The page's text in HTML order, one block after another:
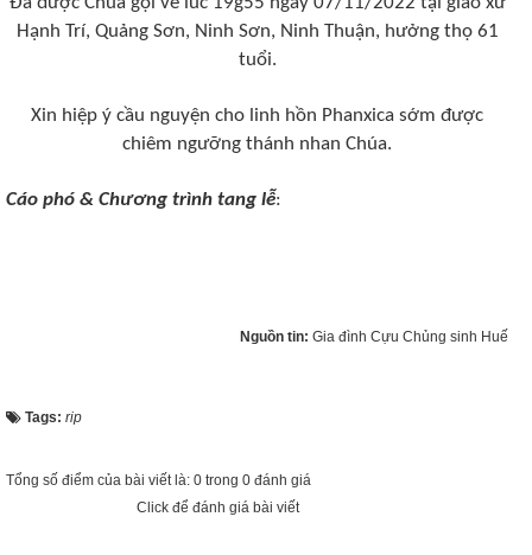
Hạnh Trí, Quảng Sơn, Ninh Sơn, Ninh Thuận, hưởng thọ 61
tuổi.
Xin hiệp ý cầu nguyện cho linh hồn Phanxica sớm được
chiêm ngưỡng thánh nhan Chúa.
Cáo phó & Chương trình tang lễ:
Nguồn tin: Gia đình Cựu Chủng sinh Huế
Tags: rip
Tổng số điểm của bài viết là: 0 trong 0 đánh giá
Click để đánh giá bài viết